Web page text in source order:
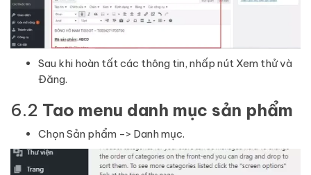
Sau khi hoàn tất các thông tin, nhấp nút Xem thử và
Đăng.
6.2 Tao menu danh mục sản phẩm
Chọn Sản phẩm -> Danh mục.